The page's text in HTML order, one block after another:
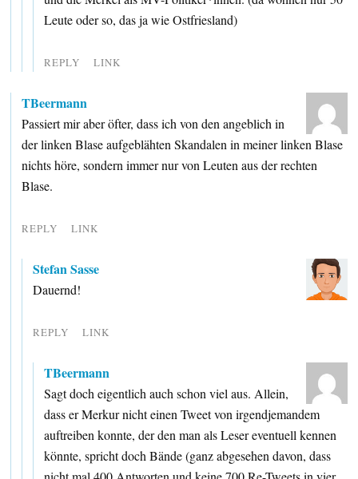
Leute oder so, das ja wie Ostfriesland)
REPLY LINK
TBeermann
Passiert mir aber öfter, dass ich von den angeblich in
der linken Blase aufgeblähten Skandalen in meiner linken Blase
nichts höre, sondern immer nur von Leuten aus der rechten
Blase.
REPLY LINK
Stefan Sasse
Dauernd!
REPLY LINK
TBeermann
Sagt doch eigentlich auch schon viel aus. Allein,
dass er Merkur nicht einen Tweet von irgendjemandem
auftreiben konnte, der den man als Leser eventuell kennen
könnte, spricht doch Bände (ganz abgesehen davon, dass